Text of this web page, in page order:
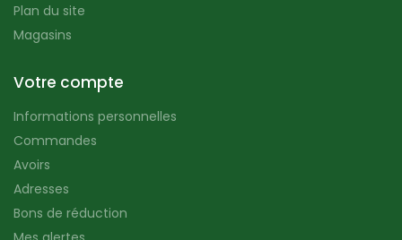
Plan du site
Magasins
Votre compte
Informations personnelles
Commandes
Avoirs
Adresses
Bons de réduction